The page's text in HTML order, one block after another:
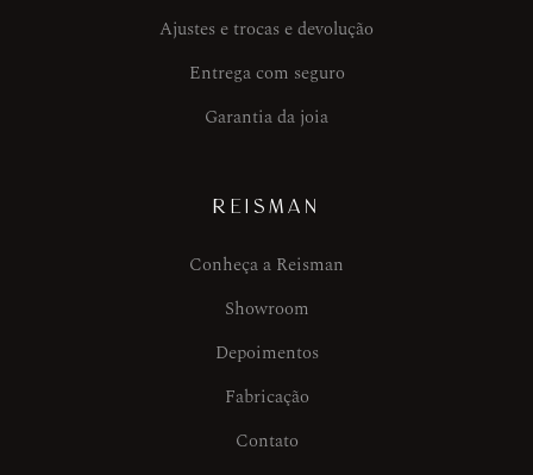
Ajustes e trocas e devolução
Entrega com seguro
Garantia da joia
REISMAN
Conheça a Reisman
Showroom
Depoimentos
Fabricação
Contato